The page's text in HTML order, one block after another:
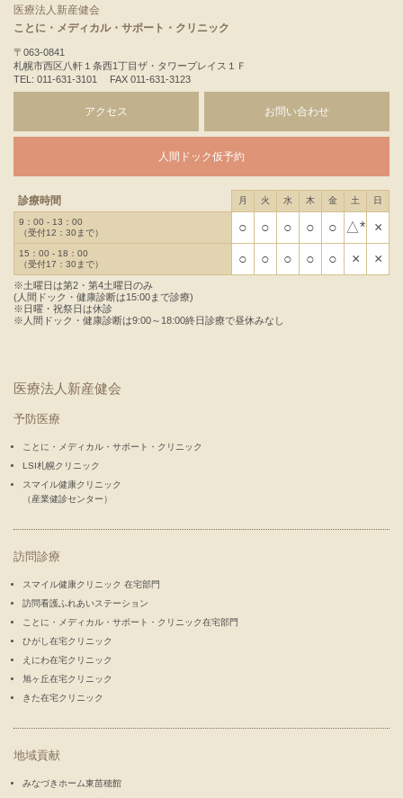
医療法人新産健会
ことに・メディカル・サポート・クリニック
〒063-0841
札幌市西区八軒１条西1丁目ザ・タワープレイス１Ｆ
TEL: 011-631-3101 FAX 011-631-3123
アクセス お問い合わせ
人間ドック仮予約
診療時間 月 火 水 木 金 土 日
9：00 - 13：00
（受付12：30まで）
○ ○ ○ ○ ○ △* ×
15：00 - 18：00
（受付17：30まで）
○ ○ ○ ○ ○ × ×
※土曜日は第2・第4土曜日のみ
(人間ドック・健康診断は15:00まで診療)
※日曜・祝祭日は休診
※人間ドック・健康診断は9:00～18:00終日診療で昼休みなし
医療法人新産健会
予防医療
ことに・メディカル・サポート・クリニック
LSI札幌クリニック
スマイル健康クリニック
（産業健診センター）
訪問診療
スマイル健康クリニック 在宅部門
訪問看護ふれあいステーション
ことに・メディカル・サポート・クリニック在宅部門
ひがし在宅クリニック
えにわ在宅クリニック
旭ヶ丘在宅クリニック
きた在宅クリニック
地域貢献
みなづきホーム東苗穂館